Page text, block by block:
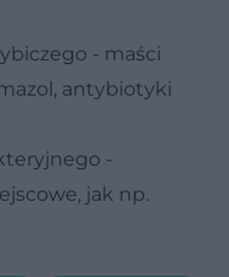
- maści
antybiotyki
-
jak np.